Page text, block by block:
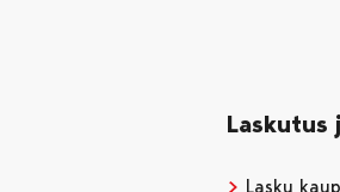
Laskutus
Lasku